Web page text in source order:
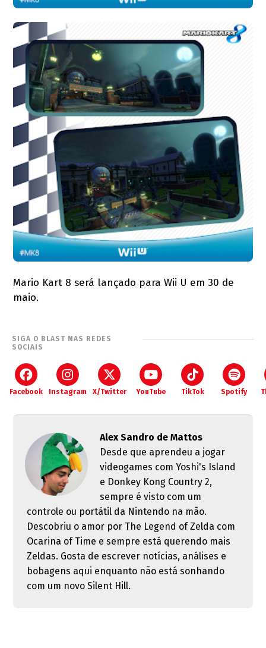
Mario Kart 8 será lançado para Wii U em 30 de
maio.
SIGA O BLAST NAS REDES
SOCIAIS
Facebook Instagram X/Twitter YouTube TikTok Spotify
Alex Sandro de Mattos
Desde que aprendeu a jogar
videogames com Yoshi's Island
e Donkey Kong Country 2,
sempre é visto com um
controle ou portátil da Nintendo na mão.
Descobriu o amor por The Legend of Zelda com
Ocarina of Time e sempre está querendo mais
Zeldas. Gosta de escrever notícias, análises e
bobagens aqui enquanto não está sonhando
com um novo Silent Hill.